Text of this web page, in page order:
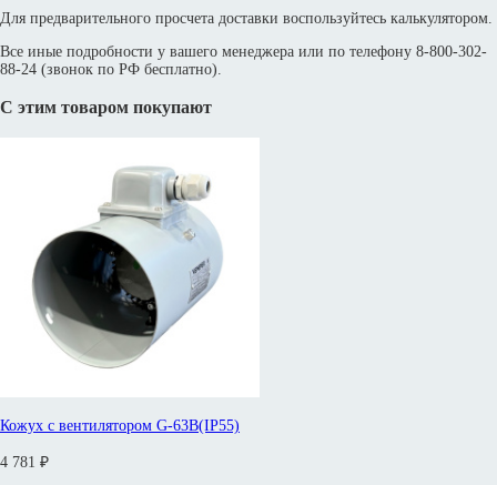
Для предварительного просчета доставки воспользуйтесь калькулятором.
Все иные подробности у вашего менеджера или по телефону 8-800-302-
88-24 (звонок по РФ бесплатно).
С этим товаром покупают
Кожух с вентилятором G-63B(IP55)
4 781 ₽